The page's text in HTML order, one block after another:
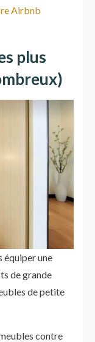
Airbnb
plus
équiper une
de grande
de petite
contre